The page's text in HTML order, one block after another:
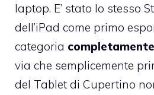
laptop. E’ stato lo stesso
dell’iPad come primo
categoria
via che semplicemente
del Tablet di Cupertino